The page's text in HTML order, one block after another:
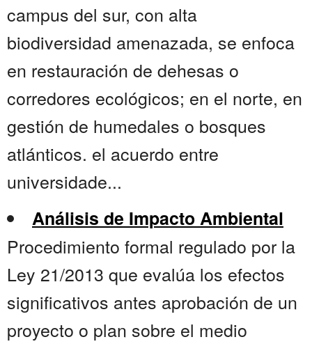
campus del sur, con alta
biodiversidad amenazada, se enfoca
en restauración de dehesas o
corredores ecológicos; en el norte, en
gestión de humedales o bosques
atlánticos. el acuerdo entre
universidade...
Análisis de Impacto Ambiental
Procedimiento formal regulado por la
Ley 21/2013 que evalúa los efectos
significativos antes aprobación de un
proyecto o plan sobre el medio